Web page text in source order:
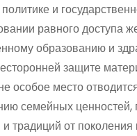
и
равного доступа
образованию и
защите
особое место
семейных ценностей,
традиций от поколения